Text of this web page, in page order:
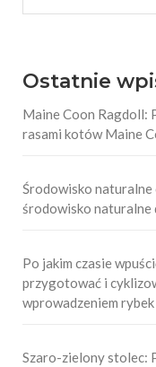
Ostatnie
Maine Coon Ragdoll:
rasami kotów Maine
Środowisko naturalne
środowisko naturalne
Po jakim czasie
przygotować i
wprowadzeniem rybek
Szaro-zielony stolec: